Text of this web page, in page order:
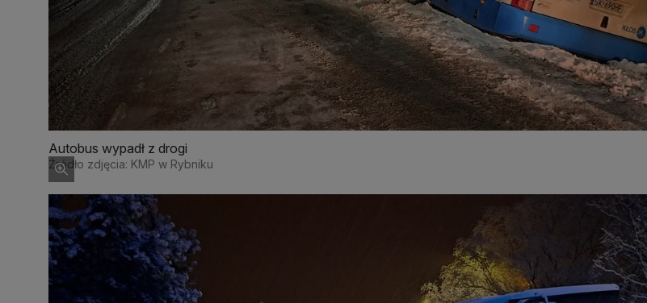
Autobus wypadł z drogi
Źródło zdjęcia: KMP w Rybniku